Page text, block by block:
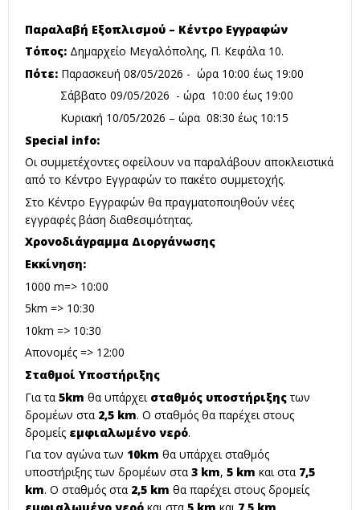
Παραλαβή Εξοπλισμού – Κέντρο Εγγραφών
Τόπος: Δημαρχείο Μεγαλόπολης, Π. Κεφάλα 10.
Πότε: Παρασκευή 08/05/2026 - ώρα 10:00 έως 19:00
Σάββατο 09/05/2026 - ώρα 10:00 έως 19:00
Κυριακή 10/05/2026 – ώρα 08:30 έως 10:15
Special info:
Οι συμμετέχοντες οφείλουν να παραλάβουν αποκλειστικά
από το Κέντρο Εγγραφών το πακέτο συμμετοχής.
Στο Κέντρο Εγγραφών θα πραγματοποιηθούν νέες
εγγραφές βάση διαθεσιμότητας.
Χρονοδιάγραμμα Διοργάνωσης
Εκκίνηση:
1000 m=> 10:00
5km => 10:30
10km => 10:30
Απονομές => 12:00
Σταθμοί Υποστήριξης
Για τα 5km θα υπάρχει σταθμός υποστήριξηςτων
δρομέων στα 2,5 km. Ο σταθμός θα παρέχει στους
δρομείς εμφιαλωμένο νερό.
Για τον αγώνα των 10km θα υπάρχει σταθμός
υποστήριξης των δρομέων στα 3 km, 5 km και στα 7,5
km. Ο σταθμός στα 2,5 km θα παρέχει στους δρομείς